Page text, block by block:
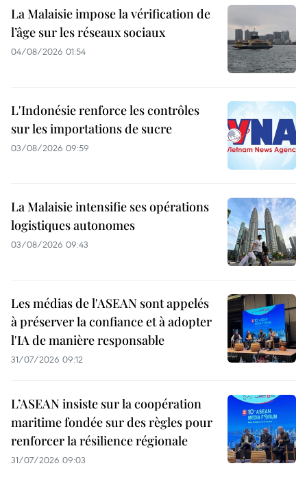
La Malaisie impose la vérification de
l’âge sur les réseaux sociaux
04/08/2026 01:54
L'Indonésie renforce les contrôles
sur les importations de sucre
03/08/2026 09:59
La Malaisie intensifie ses opérations
logistiques autonomes
03/08/2026 09:43
Les médias de l'ASEAN sont appelés
à préserver la confiance et à adopter
l'IA de manière responsable
31/07/2026 09:12
L’ASEAN insiste sur la coopération
maritime fondée sur des règles pour
renforcer la résilience régionale
31/07/2026 09:03